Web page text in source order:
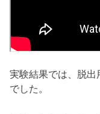
実験結果では、脱出
でした。